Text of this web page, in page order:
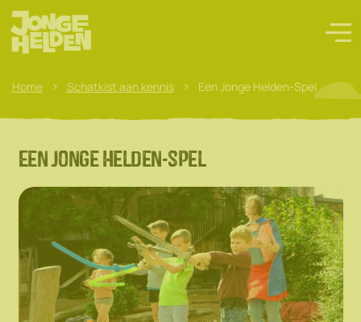
Home > Schatkist aan kennis > Een Jonge Helden-Spel
Een Jonge Helden-spel